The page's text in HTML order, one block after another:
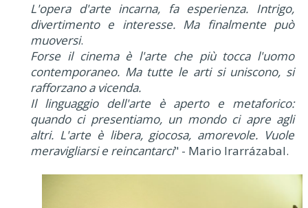
L'opera d'arte incarna, fa esperienza. Intrigo,
divertimento e interesse. Ma finalmente può
muoversi.
Forse il cinema è l'arte che più tocca l'uomo
contemporaneo. Ma tutte le arti si uniscono, si
rafforzano a vicenda.
Il linguaggio dell'arte è aperto e metaforico:
quando ci presentiamo, un mondo ci apre agli
altri. L'arte è libera, giocosa, amorevole. Vuole
meravigliarsi e reincantarci" - Mario Irarrázabal.